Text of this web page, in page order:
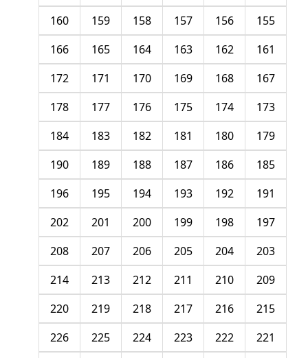
155
156
157
158
159
160
161
162
163
164
165
166
167
168
169
170
171
172
173
174
175
176
177
178
179
180
181
182
183
184
185
186
187
188
189
190
191
192
193
194
195
196
197
198
199
200
201
202
203
204
205
206
207
208
209
210
211
212
213
214
215
216
217
218
219
220
221
222
223
224
225
226